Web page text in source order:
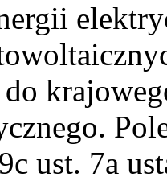
ust. 7a